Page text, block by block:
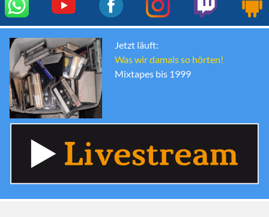
Jetzt läuft:
Was wir damals so hörten!
Mixtapes bis 1999